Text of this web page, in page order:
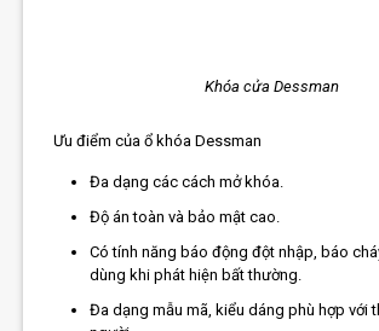
Khóa cửa Dessman
Ưu điểm của ổ khóa Dessman
Đa dạng các cách mở khóa.
Độ án toàn và bảo mật cao.
Có tính năng báo động đột nhập, báo
dùng khi phát hiện bất thường.
Đa dạng mẫu mã, kiểu dáng phù hợp với